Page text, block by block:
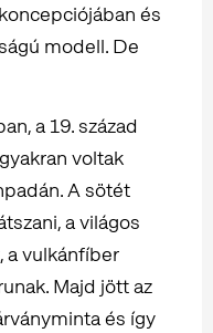
és
modell. De
a 19. század
voltak
A sötét
a világos
a vulkánfíber
Majd jött az
és így